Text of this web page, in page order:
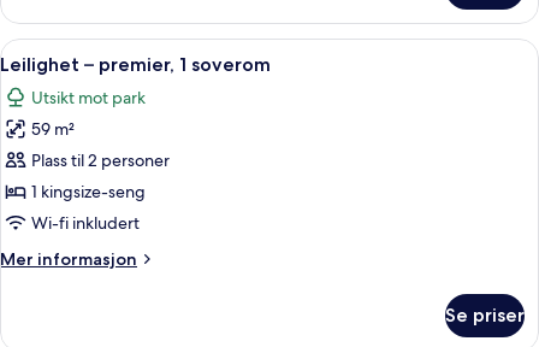
–
premier,
2
enkeltsenger
Åpne
alle
bildene
av
Leilighet
–
premier,
soverom
Sengetøy av topp kvalitet,
8
Leilighet – premier, 1 soverom
Utsikt mot park
59 m²
Plass til 2 personer
1 kingsize-seng
Wi-fi inkludert
Mer informasjon
Mer
Se priser